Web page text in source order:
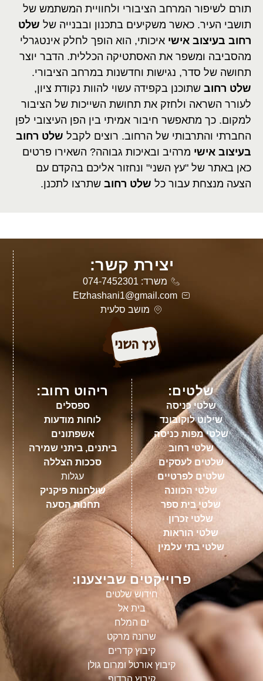
תורם לשיפור המרחב הציבורי ולחוויית המשתמש של
תושבי העיר. כאשר משקיעים בתכנון ובבנייה של שלט
רחוב בעיצוב אישי איכותי, הוא הופך לחלק אינטגרלי
מהסביבה ומשפר את האסתטיקה הכללית. הדבר יוצר
תחושה של סדר, נגישות וחדשנות במרחב הציבורי.
שלט רחוב שתוכנן בקפידה עשוי להוות נקודת ציון,
לעורר השראה ולחזק את תחושת השייכות של הציבור
למקום. כך מתאפשר חיבור אמיתי בין הפן העיצובי לפן
החברתי והתרבותי של הרחוב. רוצים לקבל שלט רחוב
בעיצוב אישי מרהיב ובאיכות גבוהה? השאירו פרטים
כאן באתר של "עץ השני" ונחזור אליכם בהקדם עם
הצעה מנצחת עבור כל שלט רחוב שתרצו לתכנן.
יצירת קשר:
משרד: 074-7452301
Etzhashani1@gmail.com
מושב סלעית
שלטים:
שלטי כניסה
שילוט לוקובונד
שלטי מפות כניסה
שלטי רחוב
שלטים לעסקים
שלטים לפרטיים
שלטי הכוונה
שלטי בית ספר
שלטי זכרון
שלטי הוראות
שלטי בתי עלמין
ריהוט רחוב:
ספסלים
לוחות מודעות
אשפתונים
ביתנים, ביתני שמירה
סככות הצללה
עגלות
שולחנות פיקניק
תחנות הסעה
פרוייקטים שביצענו:
חידוש שלטים
בית אל
ים המלח
שרונה מרקט
קיבוץ קדרים
קיבוץ אורטל ומרום גולן